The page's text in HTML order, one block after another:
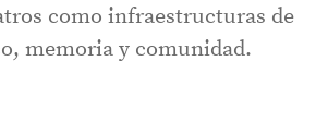
como infraestructuras de
memoria y comunidad.